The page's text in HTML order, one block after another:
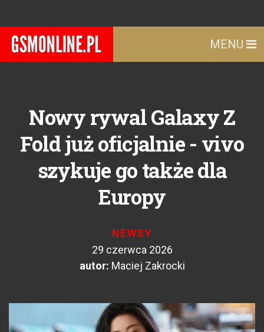
MENU
Nowy rywal Galaxy Z
Fold już oficjalnie - vivo
szykuje go także dla
Europy
NEWSY
29 czerwca 2026
autor: Maciej Zakrocki